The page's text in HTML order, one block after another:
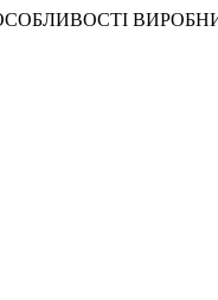
ОСОБЛИВОСТІ